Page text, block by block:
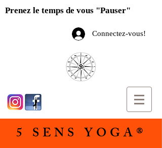
Prenez le temps de vous "Pauser"
Connectez-vous!
5 SENS YOGA®